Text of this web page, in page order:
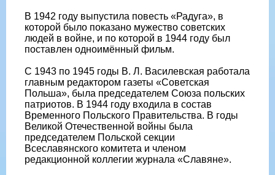
В 1942 году выпустила повесть «Радуга», в
которой было показано мужество советских
людей в войне, и по которой в 1944 году был
поставлен одноимённый фильм.
С 1943 по 1945 годы В. Л. Василевская работала
главным редактором газеты «Советская
Польша», была председателем Союза польских
патриотов. В 1944 году входила в состав
Временного Польского Правительства. В годы
Великой Отечественной войны была
председателем Польской секции
Всеславянского комитета и членом
редакционной коллегии журнала «Славяне».